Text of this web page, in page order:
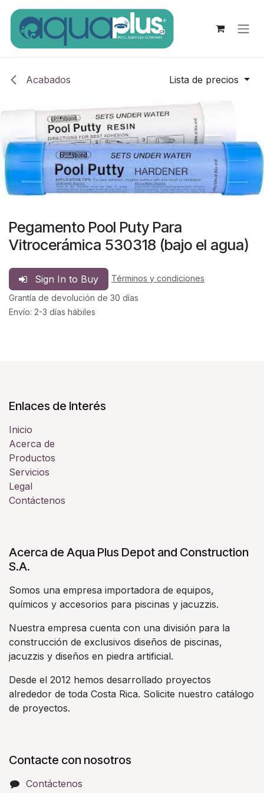
Ir al contenido
Acabados Lista de precios
Pegamento Pool Puty Para
Vitrocerámica 530318 (bajo el agua)
Sign In to Buy
Términos y condiciones
Grantía de devolución de 30 días
Envío: 2-3 días hábiles
Enlaces de Interés
Inicio
Acerca de
Productos
Servicios
Legal
Contáctenos
Acerca de Aqua Plus Depot and Construction
S.A.
Somos una empresa importadora de equipos,
químicos y accesorios para piscinas y jacuzzis.
Nuestra empresa cuenta con una división para la
construcción de exclusivos diseños de piscinas,
jacuzzis y diseños en piedra artificial.
Desde el 2012 hemos desarrollado proyectos
alrededor de toda Costa Rica. Solicite nuestro catálogo
de proyectos.
Contacte con nosotros
Contáctenos